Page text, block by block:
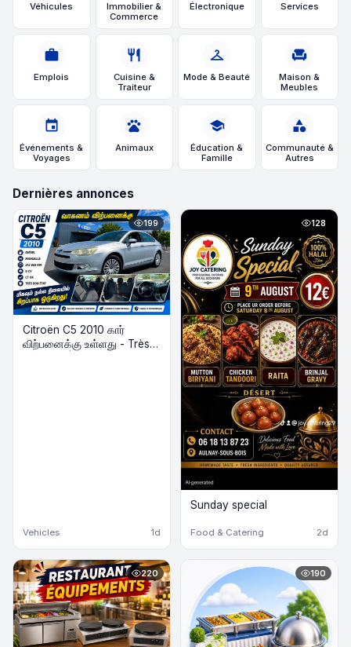
Véhicules
Immobilier &
Commerce
Électronique Services
work
Emplois
restaurant
Cuisine &
Traiteur
checkroom
Mode & Beauté
chair
Maison &
Meubles
event
Événements &
Voyages
pets
Animaux
school
Éducation &
Famille
category
Communauté &
Autres
Dernières annonces
199
Citroën C5 2010 கார்
விற்பனைக்கு உள்ளது - Très
Vehicles 1d
128
Sunday special
Food & Catering 2d
220 190